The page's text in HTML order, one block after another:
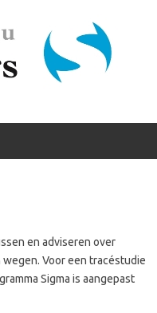
en adviseren over
Voor een tracéstudie
Sigma is aangepast